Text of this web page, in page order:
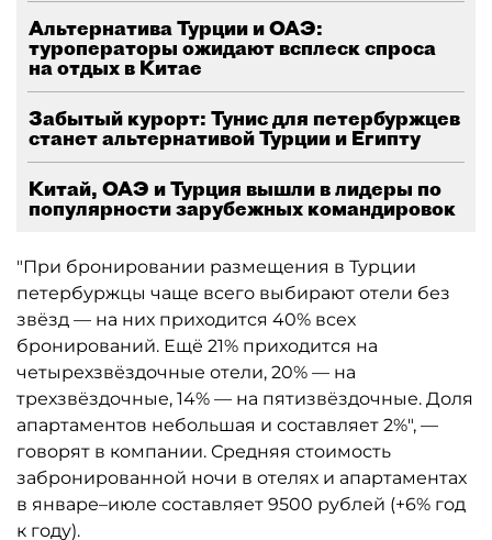
Альтернатива Турции и ОАЭ:
туроператоры ожидают всплеск спроса
на отдых в Китае
Забытый курорт: Тунис для петербуржцев
станет альтернативой Турции и Египту
Китай, ОАЭ и Турция вышли в лидеры по
популярности зарубежных командировок
"При бронировании размещения в Турции
петербуржцы чаще всего выбирают отели без
звёзд — на них приходится 40% всех
бронирований. Ещё 21% приходится на
четырехзвёздочные отели, 20% — на
трехзвёздочные, 14% — на пятизвёздочные. Доля
апартаментов небольшая и составляет 2%", —
говорят в компании. Средняя стоимость
забронированной ночи в отелях и апартаментах
в январе–июле составляет 9500 рублей (+6% год
к году).